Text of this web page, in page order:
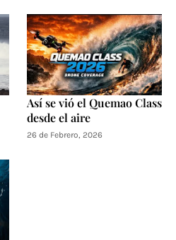
Así se vió el Quemao Class
desde el aire
26 de Febrero, 2026